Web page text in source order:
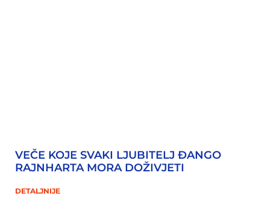
VEČE KOJE SVAKI LJUBITELJ ĐANGO
RAJNHARTA MORA DOŽIVJETI
DETALJNIJE